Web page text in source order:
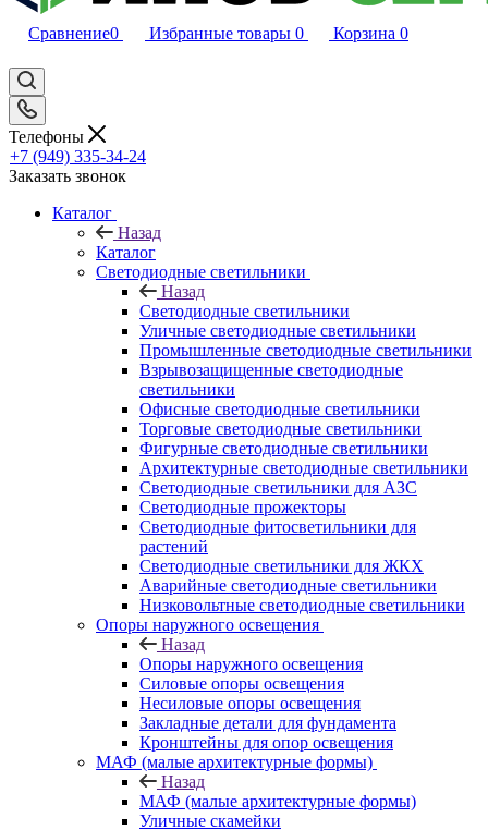
Сравнение0 Избранные товары 0 Корзина 0
Телефоны
+7 (949) 335-34-24
Заказать звонок
Каталог
Назад
Каталог
Светодиодные светильники
Назад
Светодиодные светильники
Уличные светодиодные светильники
Промышленные светодиодные светильники
Взрывозащищенные светодиодные
светильники
Офисные светодиодные светильники
Торговые светодиодные светильники
Фигурные светодиодные светильники
Архитектурные светодиодные светильники
Светодиодные светильники для АЗС
Светодиодные прожекторы
Светодиодные фитосветильники для
растений
Светодиодные светильники для ЖКХ
Аварийные светодиодные светильники
Низковольтные светодиодные светильники
Опоры наружного освещения
Назад
Опоры наружного освещения
Силовые опоры освещения
Несиловые опоры освещения
Закладные детали для фундамента
Кронштейны для опор освещения
МАФ (малые архитектурные формы)
Назад
МАФ (малые архитектурные формы)
Уличные скамейки